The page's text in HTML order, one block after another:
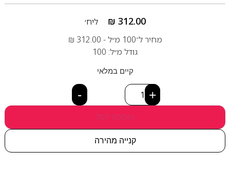
₪ 312.00
ליח׳
מחיר ל־100 מ״ל -
₪ 312.00
גודל מ״ל: 100
קיים במלאי
- +
הוספה לסל
קנייה מהירה